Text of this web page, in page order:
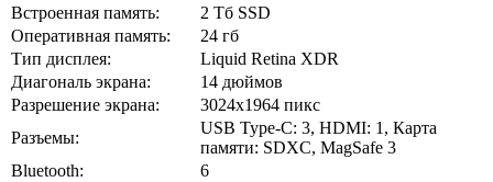
Встроенная память:
2 Тб SSD
Оперативная память:
24 гб
Тип дисплея:
Liquid Retina XDR
Диагональ экрана:
14 дюймов
Разрешение экрана:
3024x1964 пикс
Разъемы:
USB Type-C: 3, HDMI: 1, Карта
памяти: SDXC, MagSafe 3
Bluetooth:
6